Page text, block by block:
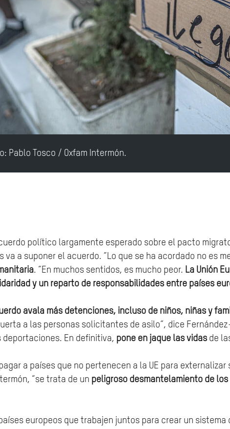
Pablo Tosco / Oxfam Intermón.
político largamente esperado sobre el pacto
a suponer el acuerdo. “Lo que se ha acordado no es
. “En muchos sentidos, es mucho peor. La Unión
y un reparto de responsabilidades entre países
avala más detenciones, incluso de niños, niñas y
a las personas solicitantes de asilo”, dice
En definitiva, pone en jaque las vidas de
a países que no pertenecen a la UE para
“se trata de un peligroso desmantelamiento de
europeos que trabajen juntos para crear un